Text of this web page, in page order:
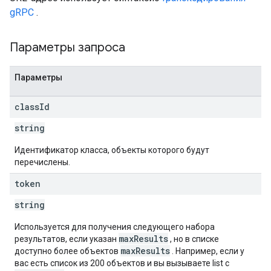
gRPC .
Параметры запроса
Параметры
classId
string
Идентификатор класса, объекты которого будут
перечислены.
token
string
Используется для получения следующего набора
результатов, если указан maxResults, но в списке
доступно более объектов maxResults . Например, если у
вас есть список из 200 объектов и вы вызываете list с